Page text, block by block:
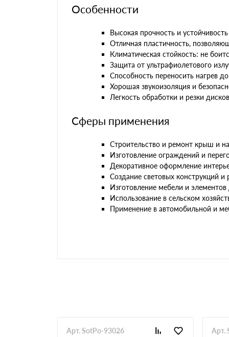
Особенности
Высокая прочность и
Отличная пластичность,
Климатическая стойкость: не
Защита от ультрафиолетового
Способность переносить нагрев
Хорошая звукоизоляция и
Легкость обработки и резки
Сферы применения
Строительство и ремонт крыш и
Изготовление ограждений и
Декоративное оформление
Создание световых конструкций
Изготовление мебели и элементов
Использование в сельском
Применение в автомобильной и
Арт. SotPo-93026 Арт.